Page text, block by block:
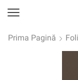
Prima Pagină